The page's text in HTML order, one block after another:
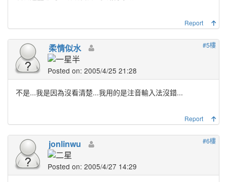
Report
#5樓
柔情似水
Posted on: 2005/4/25 21:28
不是...我是因為沒看清楚...我用的是注音輸入法沒錯...
Report
#6樓
jonlinwu
Posted on: 2005/4/27 14:29